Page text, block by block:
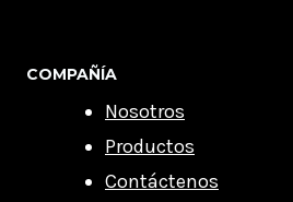
COMPAÑÍA
Nosotros
Productos
Contáctenos